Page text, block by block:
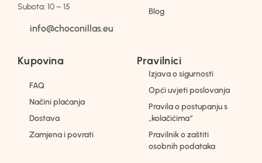
Subota: 10 – 15
info@choconillas.eu
Blog
Kupovina
FAQ
Načini plaćanja
Dostava
Zamjena i povrati
Pravilnici
Izjava o sigurnosti
Opći uvjeti poslovanja
Pravila o postupanju s
„kolačićima“
Pravilnik o zaštiti
osobnih podataka